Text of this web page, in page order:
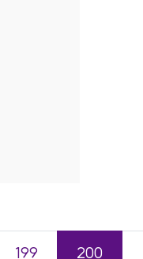
199 200